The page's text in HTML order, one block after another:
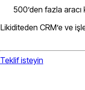
500’den fazla aracı
Likiditeden CRM’e ve
Teklif isteyin